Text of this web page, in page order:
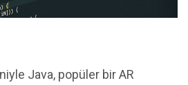
Java, popüler bir AR